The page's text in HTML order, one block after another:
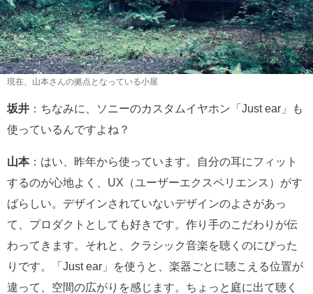
現在、山本さんの拠点となっている小屋
坂井 ：ちなみに、ソニーのカスタムイヤホン「Just ear」も
使っているんですよね？
山本：はい、昨年から使っています。自分の耳にフィット
するのが心地よく、UX（ユーザーエクスペリエンス）がす
ばらしい。デザインされていないデザインのよさがあっ
て、プロダクトとしても好きです。作り手のこだわりが伝
わってきます。それと、クラシック音楽を聴くのにぴった
りです。「Just ear」を使うと、楽器ごとに聴こえる位置が
違って、空間の広がりを感じます。ちょっと庭に出て聴く